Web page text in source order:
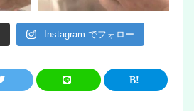
Instagram でフォロー